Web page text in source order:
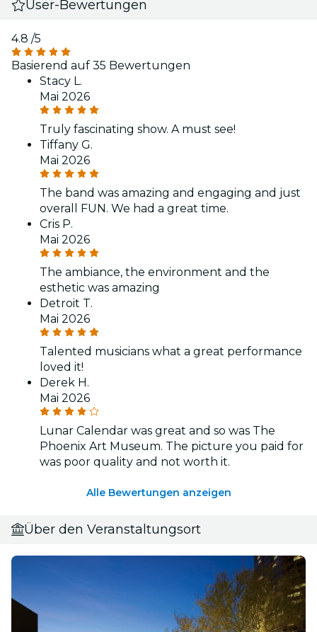
User-Bewertungen
4.8 /5
Basierend auf 35 Bewertungen
Stacy L.
Mai 2026
Truly fascinating show. A must see!
Tiffany G.
Mai 2026
The band was amazing and engaging and just
overall FUN. We had a great time.
Cris P.
Mai 2026
The ambiance, the environment and the
esthetic was amazing
Detroit T.
Mai 2026
Talented musicians what a great performance
loved it!
Derek H.
Mai 2026
Lunar Calendar was great and so was The
Phoenix Art Museum. The picture you paid for
was poor quality and not worth it.
Alle Bewertungen anzeigen
Über den Veranstaltungsort